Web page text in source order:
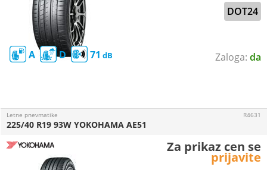
da
A D 71
DOT24
Letne pnevmatike
225/40 R19 93W YOKOHAMA AE51
R4631
Za prikaz cen se
prijavite